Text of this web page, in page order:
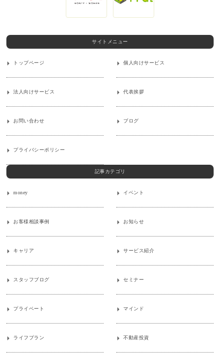
サイトメニュー
トップページ 個人向けサービス
法人向けサービス 代表挨拶
お問い合わせ ブログ
プライバシーポリシー
記事カテゴリ
money イベント
お客様相談事例 お知らせ
キャリア サービス紹介
スタッフブログ セミナー
プライベート マインド
ライフプラン 不動産投資